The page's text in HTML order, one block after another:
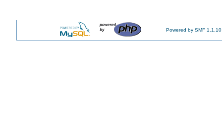
Powered by SMF 1.1.10